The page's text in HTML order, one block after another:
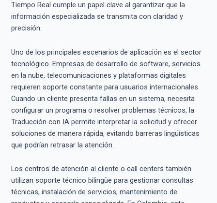
Tiempo Real cumple un papel clave al garantizar que la
información especializada se transmita con claridad y
precisión.
Uno de los principales escenarios de aplicación es el sector
tecnológico. Empresas de desarrollo de software, servicios
en la nube, telecomunicaciones y plataformas digitales
requieren soporte constante para usuarios internacionales.
Cuando un cliente presenta fallas en un sistema, necesita
configurar un programa o resolver problemas técnicos, la
Traducción con IA permite interpretar la solicitud y ofrecer
soluciones de manera rápida, evitando barreras lingüísticas
que podrían retrasar la atención.
Los centros de atención al cliente o call centers también
utilizan soporte técnico bilingüe para gestionar consultas
técnicas, instalación de servicios, mantenimiento de